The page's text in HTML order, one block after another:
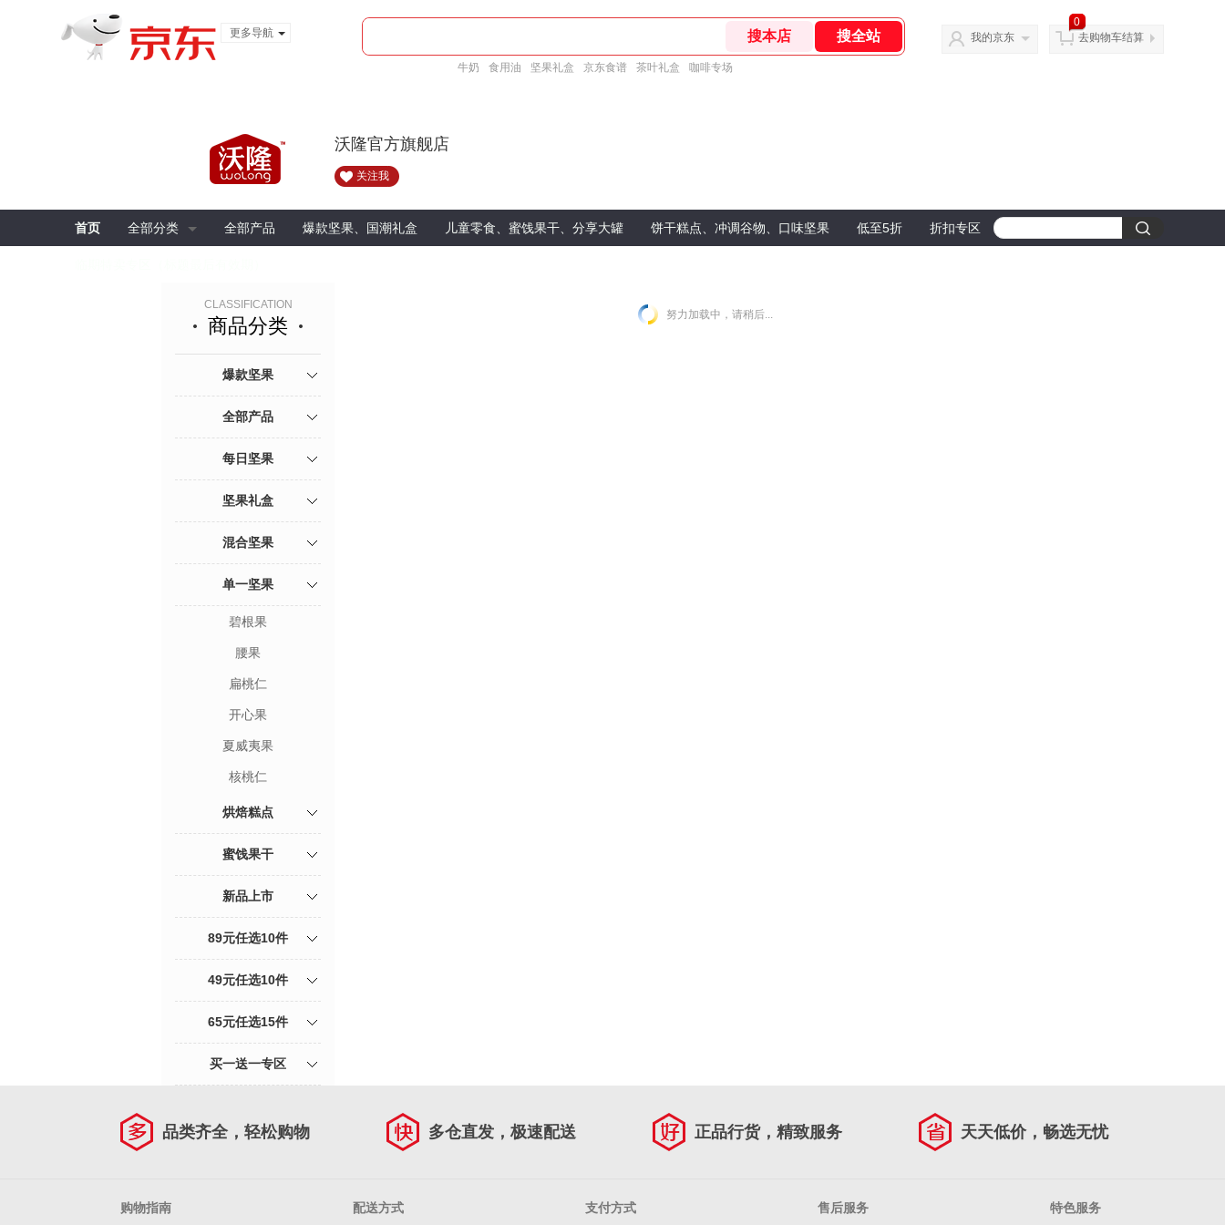
更多导航
牛奶 食用油 坚果礼盒 京东食谱 茶叶礼盒 咖啡专场
我的京东
0
去购物车结算
沃隆官方旗舰店
关注我
首页 全部分类 全部产品 爆款坚果、国潮礼盒 儿童零食、蜜饯果干、分享大罐 饼干糕点、冲调谷物、口味坚果 低至5折 折扣专区
CLASSIFICATION
商品分类
爆款坚果
全部产品
每日坚果
坚果礼盒
混合坚果
单一坚果
碧根果
腰果
扁桃仁
开心果
夏威夷果
核桃仁
烘焙糕点
蜜饯果干
新品上市
89元任选10件
49元任选10件
65元任选15件
买一送一专区
努力加载中，请稍后...
品类齐全，轻松购物 多仓直发，极速配送 正品行货，精致服务 天天低价，畅选无忧
购物指南 配送方式 支付方式 售后服务 特色服务